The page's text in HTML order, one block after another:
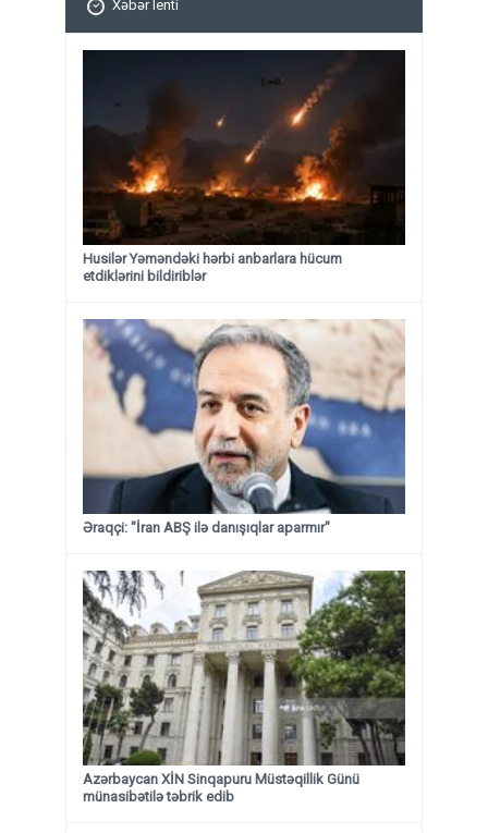
Xəbər lenti
Husilər Yəməndəki hərbi anbarlara hücum
etdiklərini bildiriblər
Əraqçi: "İran ABŞ ilə danışıqlar aparmır"
Azərbaycan XİN Sinqapuru Müstəqillik Günü
münasibətilə təbrik edib